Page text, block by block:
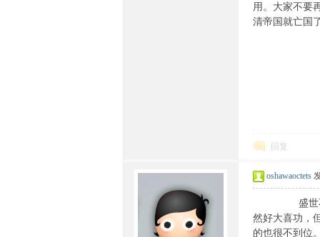
用。大家不要
清帝国就亡
回复
oshawaoctets
盛世不是一
然好大喜功，
的也很不到位